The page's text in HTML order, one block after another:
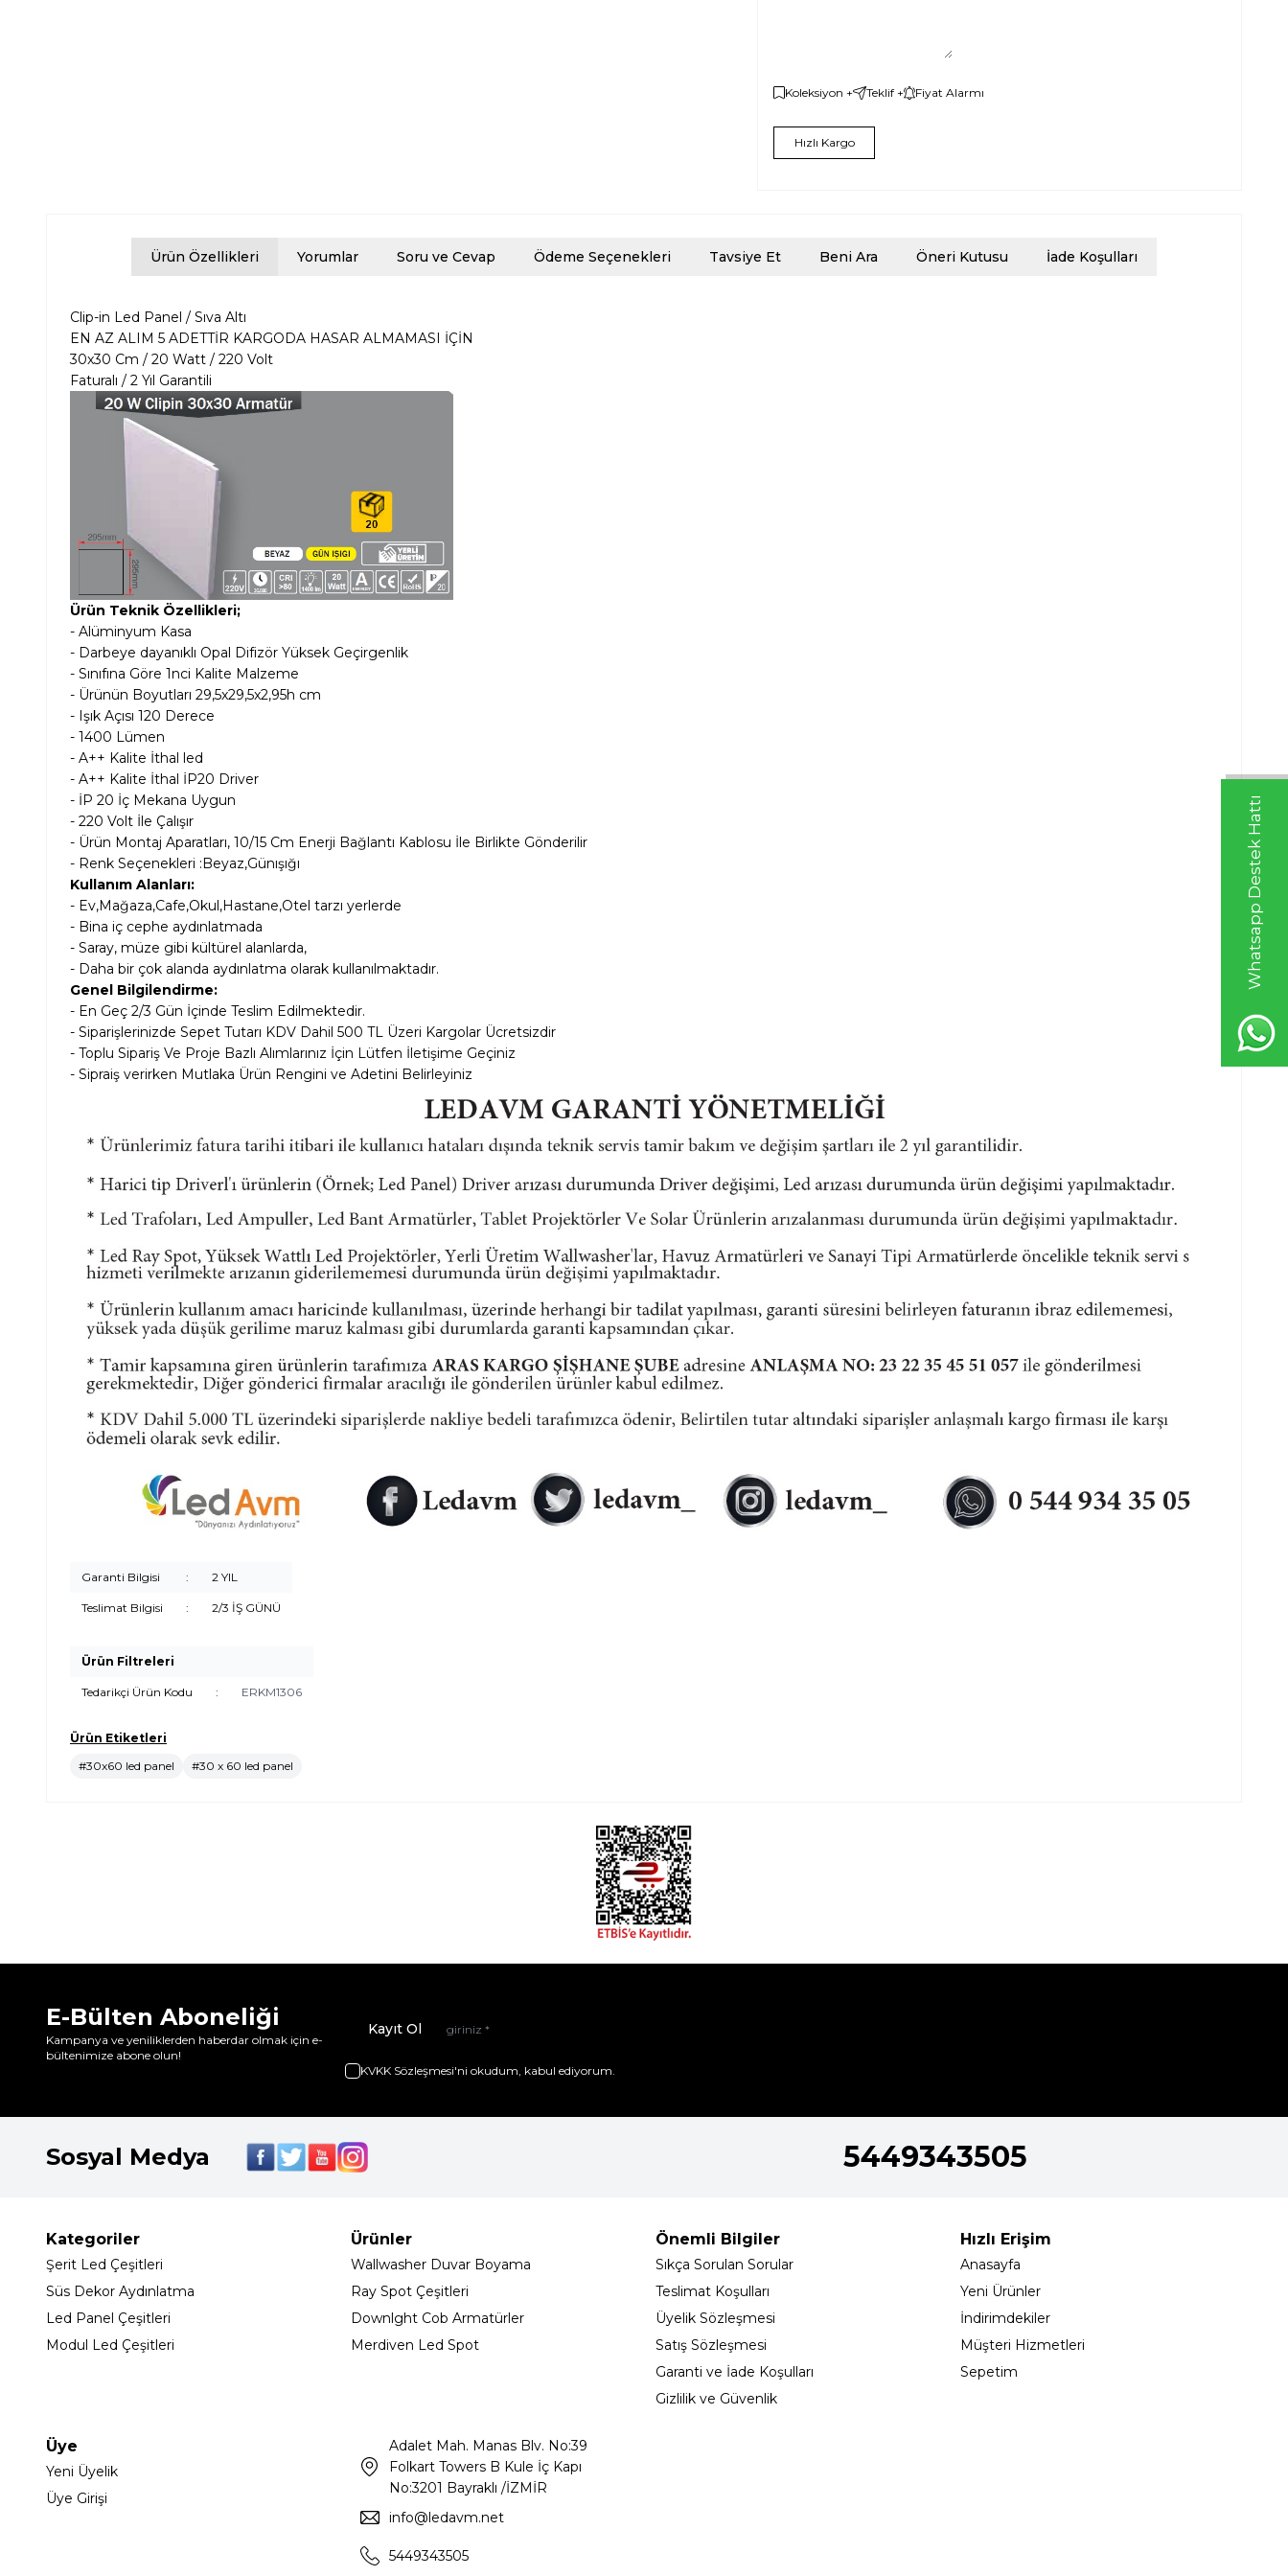
Whatsapp Destek Hattı
Koleksiyon + Teklif + Fiyat Alarmı
Hızlı Kargo
Ürün Özellikleri Yorumlar Soru ve Cevap Ödeme Seçenekleri Tavsiye Et Beni Ara Öneri Kutusu İade Koşulları
Clip-in Led Panel / Sıva Altı
EN AZ ALIM 5 ADETTİR KARGODA HASAR ALMAMASI İÇİN
30x30 Cm / 20 Watt / 220 Volt
Faturalı / 2 Yıl Garantili
Ürün Teknik Özellikleri;
- Alüminyum Kasa
- Darbeye dayanıklı Opal Difizör Yüksek Geçirgenlik
- Sınıfına Göre 1nci Kalite Malzeme
- Ürünün Boyutları 29,5x29,5x2,95h cm
- Işık Açısı 120 Derece
- 1400 Lümen
- A++ Kalite İthal led
- A++ Kalite İthal İP20 Driver
- İP 20 İç Mekana Uygun
- 220 Volt İle Çalışır
- Ürün Montaj Aparatları, 10/15 Cm Enerji Bağlantı Kablosu İle Birlikte Gönderilir
- Renk Seçenekleri :Beyaz,Günışığı
Kullanım Alanları:
- Ev,Mağaza,Cafe,Okul,Hastane,Otel tarzı yerlerde
- Bina iç cephe aydınlatmada
- Saray, müze gibi kültürel alanlarda,
- Daha bir çok alanda aydınlatma olarak kullanılmaktadır.
Genel Bilgilendirme:
- En Geç 2/3 Gün İçinde Teslim Edilmektedir.
- Siparişlerinizde Sepet Tutarı KDV Dahil 500 TL Üzeri Kargolar Ücretsizdir
- Toplu Sipariş Ve Proje Bazlı Alımlarınız İçin Lütfen İletişime Geçiniz
- Sipraiş verirken Mutlaka Ürün Rengini ve Adetini Belirleyiniz
Garanti Bilgisi : 2 YIL
Teslimat Bilgisi : 2/3 İŞ GÜNÜ
Ürün Filtreleri
Tedarikçi Ürün Kodu : ERKM1306
Ürün Etiketleri
#30x60 led panel
#30 x 60 led panel
E-Bülten Aboneliği
Kampanya ve yeniliklerden haberdar olmak için e-
bültenimize abone olun!
Kayıt Ol
KVKK Sözleşmesi'ni okudum, kabul ediyorum.
Sosyal Medya 5449343505
Kategoriler
Şerit Led Çeşitleri
Süs Dekor Aydınlatma
Led Panel Çeşitleri
Modul Led Çeşitleri
Ürünler
Wallwasher Duvar Boyama
Ray Spot Çeşitleri
Downlght Cob Armatürler
Merdiven Led Spot
Önemli Bilgiler
Sıkça Sorulan Sorular
Teslimat Koşulları
Üyelik Sözleşmesi
Satış Sözleşmesi
Garanti ve İade Koşulları
Gizlilik ve Güvenlik
Hızlı Erişim
Anasayfa
Yeni Ürünler
İndirimdekiler
Müşteri Hizmetleri
Sepetim
Üye
Yeni Üyelik
Üye Girişi
Adalet Mah. Manas Blv. No:39
Folkart Towers B Kule İç Kapı
No:3201 Bayraklı /İZMİR
info@ledavm.net
5449343505